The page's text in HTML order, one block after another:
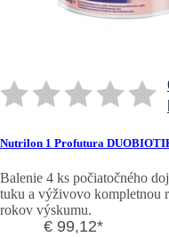
Nutrilon 1 Profutura
Balenie 4 ks počiatočného
tuku a výživovo kompletnou
rokov výskumu.
€ 99,12*